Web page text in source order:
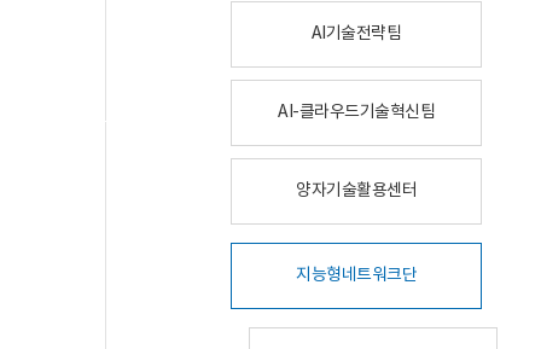
AI기술전략팀
AI-클라우드기술혁신팀
양자기술활용센터
지능형네트워크단